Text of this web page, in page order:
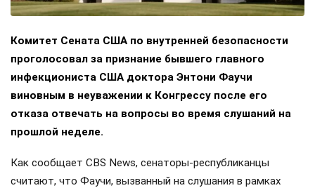
Комитет Сената США по внутренней безопасности
проголосовал за признание бывшего главного
инфекциониста США доктора Энтони Фаучи
виновным в неуважении к Конгрессу после его
отказа отвечать на вопросы во время слушаний на
прошлой неделе.
Как сообщает CBS News, сенаторы-республиканцы
считают, что Фаучи, вызванный на слушания в рамках